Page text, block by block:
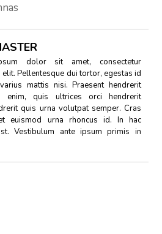
dolor sit amet, consectetur
elit. Pellentesque dui tortor, egestas id
mattis nisi. Praesent hendrerit
enim, quis ultrices orci hendrerit
quis urna volutpat semper. Cras
euismod urna rhoncus id. In hac
Vestibulum ante ipsum primis in